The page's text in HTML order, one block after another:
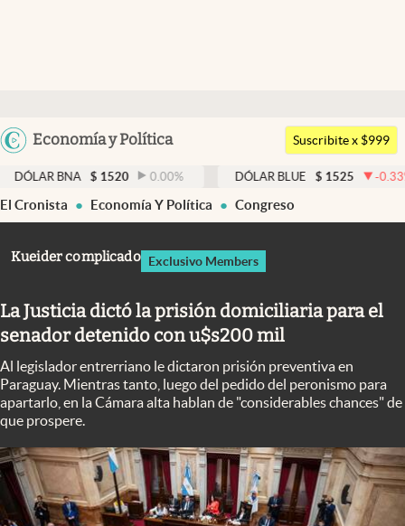
Argentina
Economía y Política
Members
Economía y Política
Finanzas y Mercados
Columnistas
Otras secciones
Apertura
Clase
Clima
Mundial 2026
Suscribite x $999
$ 1520 0.00 % DÓLAR BLUE $ 1525 -0.33%
El Cronista Economía Y Política Congreso
Kueider complicado Exclusivo Members
La Justicia dictó la prisión domiciliaria para el
senador detenido con u$s200 mil
Al legislador entrerriano le dictaron prisión preventiva en
Paraguay. Mientras tanto, luego del pedido del peronismo para
apartarlo, en la Cámara alta hablan de "considerables chances" de
que prospere.